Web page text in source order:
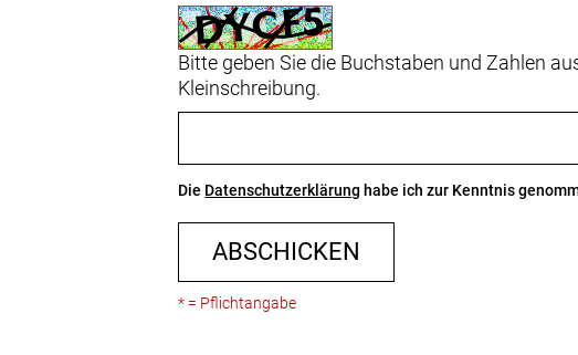
Bitte geben Sie die Buchstaben und Zahlen
Kleinschreibung.
Die Datenschutzerklärung habe ich zur Kenntnis
ABSCHICKEN
* = Pflichtangabe